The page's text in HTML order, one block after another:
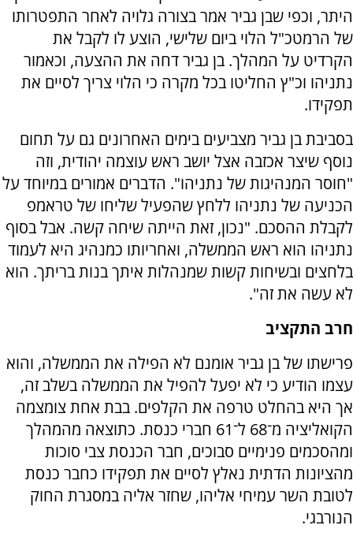
היתר, וכפי שבן גביר אמר בצורה גלויה לאחר התפטרותו
של הרמטכ"ל הלוי ביום שלישי, הוצע לו לקבל את
הקרדיט על המהלך. בן גביר דחה את ההצעה, וכאמור
נתניהו וכ"ץ החליטו בכל מקרה כי הלוי צריך לסיים את
תפקידו.
בסביבת בן גביר מצביעים בימים האחרונים גם על תחום
נוסף שיצר אכזבה אצל יושב ראש עוצמה יהודית, וזה
"חוסר המנהיגות של נתניהו". הדברים אמורים במיוחד על
הכניעה של נתניהו ללחץ שהפעיל שליחו של טראמפ
לקבלת ההסכם. "נכון, זאת הייתה שיחה קשה. אבל בסוף
נתניהו הוא ראש הממשלה, ואחריותו כמנהיג היא לעמוד
בלחצים ובשיחות קשות שמנהלות איתך בנות בריתך. הוא
לא עשה את זה".
חרב התקציב
פרישתו של בן גביר אומנם לא הפילה את הממשלה, והוא
עצמו הודיע כי לא יפעל להפיל את הממשלה בשלב זה,
אך היא בהחלט טרפה את הקלפים. בבת אחת צומצמה
הקואליציה מ־68 ל־61 חברי כנסת. כתוצאה מהמהלך
ומהסכמים פנימיים סבוכים, חבר הכנסת צבי סוכות
מהציונות הדתית נאלץ לסיים את תפקידו כחבר כנסת
לטובת השר עמיחי אליהו, שחזר אליה במסגרת החוק
הנורבגי.